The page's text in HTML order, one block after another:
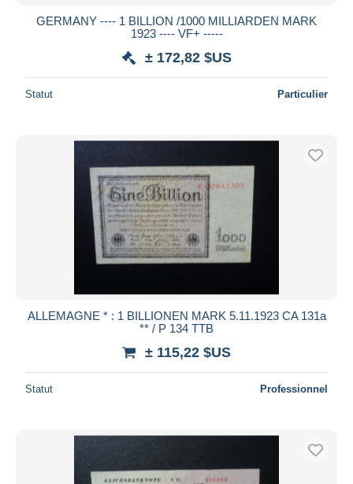
GERMANY ---- 1 BILLION /1000 MILLIARDEN MARK
1923 ---- VF+ -----
± 172,82 $US
Statut Particulier
ALLEMAGNE * : 1 BILLIONEN MARK 5.11.1923 CA 131a
** / P 134 TTB
± 115,22 $US
Statut Professionnel